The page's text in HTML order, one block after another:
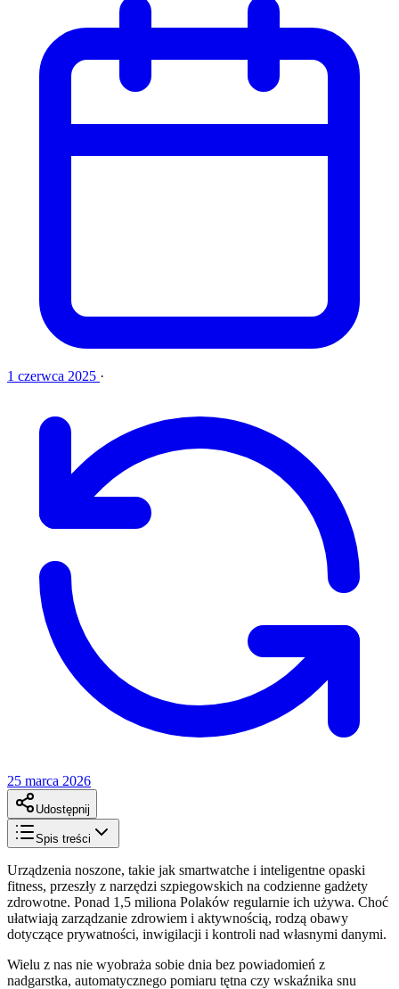
1 czerwca 2025 ·
25 marca 2026
Udostępnij
Spis treści
Urządzenia noszone, takie jak smartwatche i inteligentne opaski
fitness, przeszły z narzędzi szpiegowskich na codzienne gadżety
zdrowotne. Ponad 1,5 miliona Polaków regularnie ich używa. Choć
ułatwiają zarządzanie zdrowiem i aktywnością, rodzą obawy
dotyczące prywatności, inwigilacji i kontroli nad własnymi danymi.
Wielu z nas nie wyobraża sobie dnia bez powiadomień z
nadgarstka, automatycznego pomiaru tętna czy wskaźnika snu